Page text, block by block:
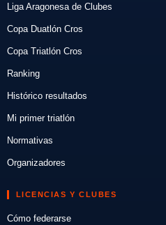
Liga Aragonesa de Clubes
Copa Duatlón Cros
Copa Triatlón Cros
Ranking
Histórico resultados
Mi primer triatlón
Normativas
Organizadores
LICENCIAS Y CLUBES
Cómo federarse